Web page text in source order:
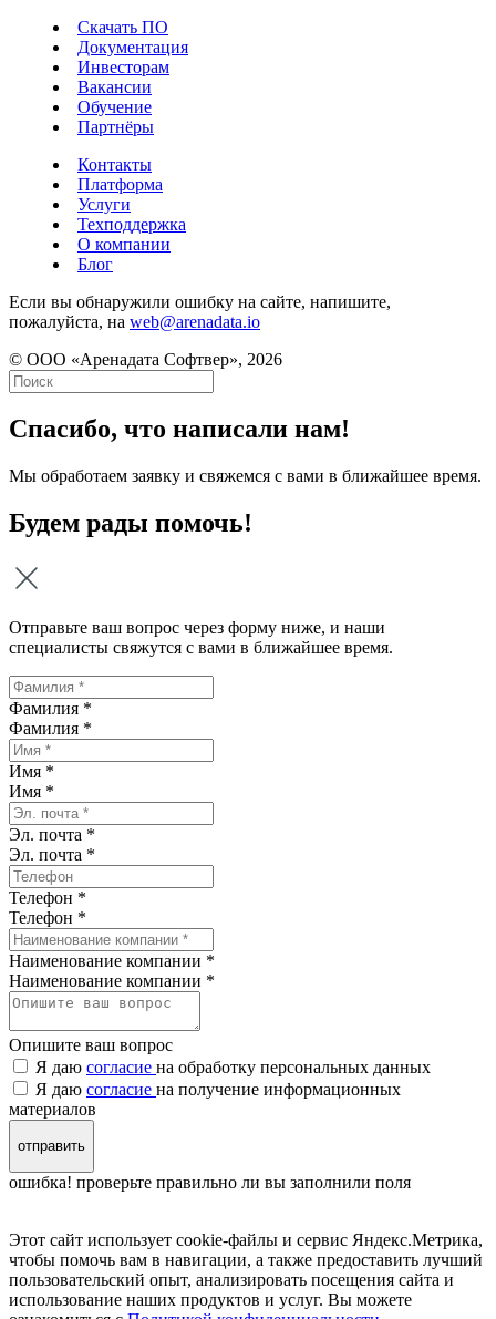
Скачать ПО
Документация
Инвесторам
Вакансии
Обучение
Партнёры
Контакты
Платформа
Услуги
Техподдержка
О компании
Блог
Если вы обнаружили ошибку на сайте, напишите,
пожалуйста, на web@arenadata.io
© ООО «Аренадата Софтвер», 2026
Спасибо, что написали нам!
Мы обработаем заявку и свяжемся с вами в ближайшее время.
Будем рады помочь!
Отправьте ваш вопрос через форму ниже, и наши
специалисты свяжутся с вами в ближайшее время.
Фамилия *
Фамилия *
Имя *
Имя *
Эл. почта *
Эл. почта *
Телефон *
Телефон *
Наименование компании *
Наименование компании *
Опишите ваш вопрос
Я даю согласие на обработку персональных данных
Я даю согласие на получение информационных
материалов
отправить
ошибка! проверьте правильно ли вы заполнили поля
Этот сайт использует cookie-файлы и сервис Яндекс.Метрика,
чтобы помочь вам в навигации, а также предоставить лучший
пользовательский опыт, анализировать посещения сайта и
использование наших продуктов и услуг. Вы можете